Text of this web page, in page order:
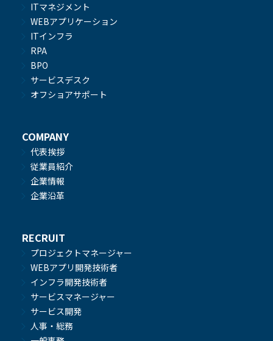
ITマネジメント
WEBアプリケーション
ITインフラ
RPA
BPO
サービスデスク
オフショアサポート
COMPANY
代表挨拶
従業員紹介
企業情報
企業沿革
RECRUIT
プロジェクトマネージャー
WEBアプリ開発技術者
インフラ開発技術者
サービスマネージャー
サービス開発
人事・総務